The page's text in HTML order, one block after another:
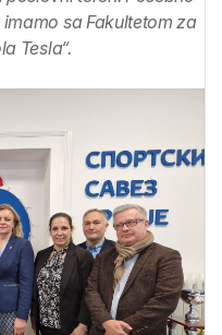
sa Fakultetom za
Tesla“.